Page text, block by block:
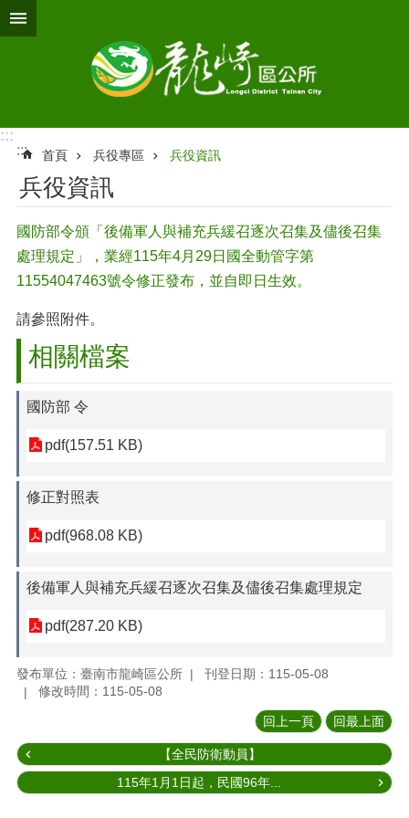
跳到主要內容區塊
:::
:::
首頁 兵役專區 兵役資訊
兵役資訊
國防部令頒「後備軍人與補充兵緩召逐次召集及儘後召集
處理規定」，業經115年4月29日國全動管字第
11554047463號令修正發布，並自即日生效。
請參照附件。
相關檔案
國防部 令
pdf(157.51 KB)
修正對照表
pdf(968.08 KB)
後備軍人與補充兵緩召逐次召集及儘後召集處理規定
pdf(287.20 KB)
發布單位：臺南市龍崎區公所
刊登日期：115-05-08
修改時間：115-05-08
回上一頁 回最上面
【全民防衛動員】
115年1月1日起，民國96年...